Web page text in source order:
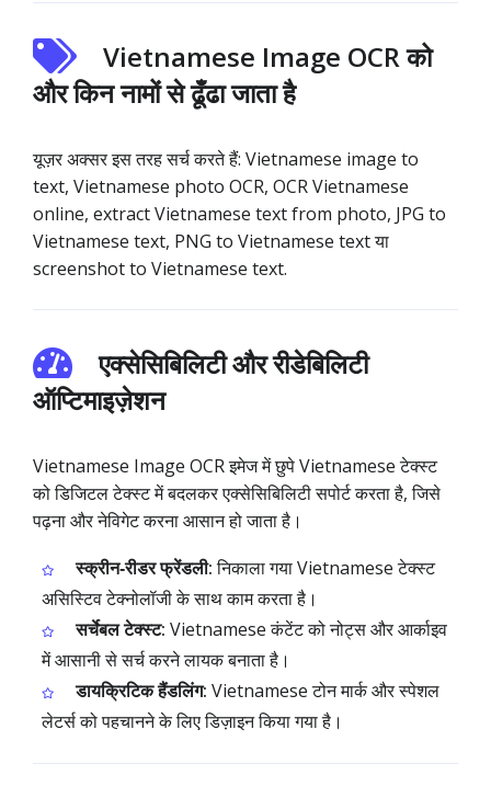
Vietnamese Image OCR को
और किन नामों से ढूँढा जाता है
यूज़र अक्सर इस तरह सर्च करते हैं: Vietnamese image to
text, Vietnamese photo OCR, OCR Vietnamese
online, extract Vietnamese text from photo, JPG to
Vietnamese text, PNG to Vietnamese text या
screenshot to Vietnamese text.
एक्सेसिबिलिटी और रीडेबिलिटी
ऑप्टिमाइज़ेशन
Vietnamese Image OCR इमेज में छुपे Vietnamese टेक्स्ट
को डिजिटल टेक्स्ट में बदलकर एक्सेसिबिलिटी सपोर्ट करता है, जिसे
पढ़ना और नेविगेट करना आसान हो जाता है।
स्क्रीन‑रीडर फ्रेंडली:निकाला गया Vietnamese टेक्स्ट
असिस्टिव टेक्नोलॉजी के साथ काम करता है।
सर्चेबल टेक्स्ट: Vietnamese कंटेंट को नोट्स और आर्काइव
में आसानी से सर्च करने लायक बनाता है।
डायक्रिटिक हैंडलिंग: Vietnamese टोन मार्क और स्पेशल
लेटर्स को पहचानने के लिए डिज़ाइन किया गया है।